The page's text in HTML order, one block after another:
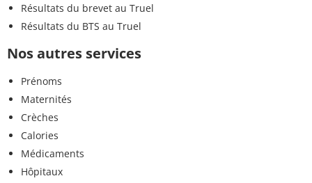
Résultats du brevet au Truel
Résultats du BTS au Truel
Nos autres services
Prénoms
Maternités
Crèches
Calories
Médicaments
Hôpitaux